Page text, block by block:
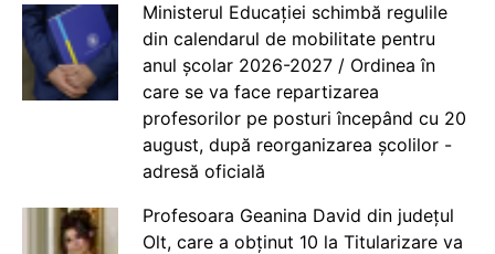
Ministerul Educației schimbă regulile
din calendarul de mobilitate pentru
anul școlar 2026-2027 / Ordinea în
care se va face repartizarea
profesorilor pe posturi începând cu 20
august, după reorganizarea școlilor -
adresă oficială
Profesoara Geanina David din județul
Olt, care a obținut 10 la Titularizare va